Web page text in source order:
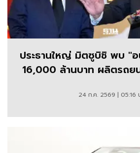
ประธานใหญ่ มิตซูบิชิ พบ "
16,000 ล้านบาท ผลิตรถย
24 ก.ค. 2569 | 05:16